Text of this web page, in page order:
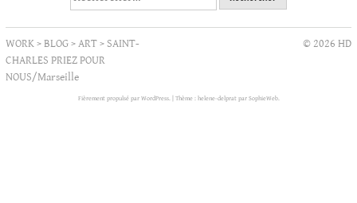
WORK>BLOG>ART> SAINT-
CHARLES PRIEZ POUR
NOUS/Marseille
© 2026 HD
Fièrement propulsé par WordPress. Thème : helene-delprat par SophieWeb.